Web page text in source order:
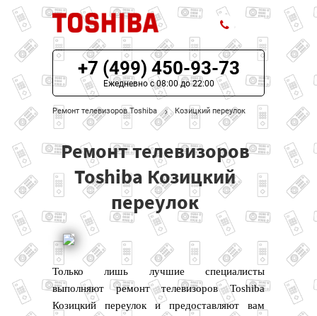
ЦЕНЫ НА РЕМОНТ
О СЕРВИСЕ
МОДЕЛИ TOSHIBA
НАШИ КОНТАКТЫ
+7 (499) 450-93-73
Ежедневно с 08:00 до 22:00
Ремонт телевизоров Toshiba Козицкий переулок
Ремонт телевизоров
Toshiba Козицкий
переулок
Только лишь лучшие специалисты
выполняют ремонт телевизоров Toshiba
Козицкий переулок и предоставляют вам